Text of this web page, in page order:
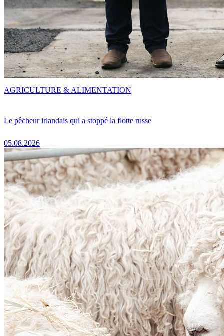
Le pêcheur irlandais qui a stoppé la flotte russe
05.08.2026
AGRICULTURE & ALIMENTATION